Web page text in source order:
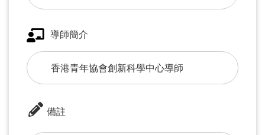
導師簡介
香港青年協會創新科學中心導師
備註